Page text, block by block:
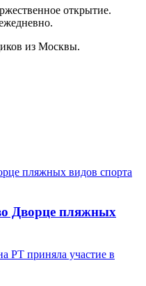
открытие.
из Москвы.
Дворце пляжных